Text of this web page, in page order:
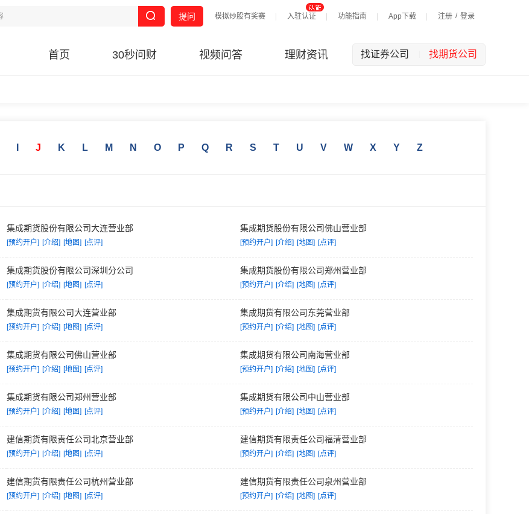
模拟炒股有奖赛 入驻认证 功能指南 App下载 注册 / 登录
提问
首页 30秒问财 视频问答 理财资讯 找证券公司 找期货公司
J K L M N O P Q R S T U V W X Y Z
集成期货股份有限公司大连营业部
[预约开户] [介绍] [地图] [点评]
集成期货股份有限公司佛山营业部
[预约开户] [介绍] [地图] [点评]
集成期货股份有限公司深圳分公司
[预约开户] [介绍] [地图] [点评]
集成期货股份有限公司郑州营业部
[预约开户] [介绍] [地图] [点评]
集成期货有限公司大连营业部
[预约开户] [介绍] [地图] [点评]
集成期货有限公司东莞营业部
[预约开户] [介绍] [地图] [点评]
集成期货有限公司佛山营业部
[预约开户] [介绍] [地图] [点评]
集成期货有限公司南海营业部
[预约开户] [介绍] [地图] [点评]
集成期货有限公司郑州营业部
[预约开户] [介绍] [地图] [点评]
集成期货有限公司中山营业部
[预约开户] [介绍] [地图] [点评]
建信期货有限责任公司北京营业部
[预约开户] [介绍] [地图] [点评]
建信期货有限责任公司福清营业部
[预约开户] [介绍] [地图] [点评]
建信期货有限责任公司杭州营业部
[预约开户] [介绍] [地图] [点评]
建信期货有限责任公司泉州营业部
[预约开户] [介绍] [地图] [点评]